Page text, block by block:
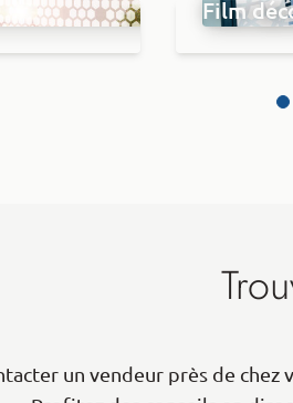
Film
un vendeur près de chez